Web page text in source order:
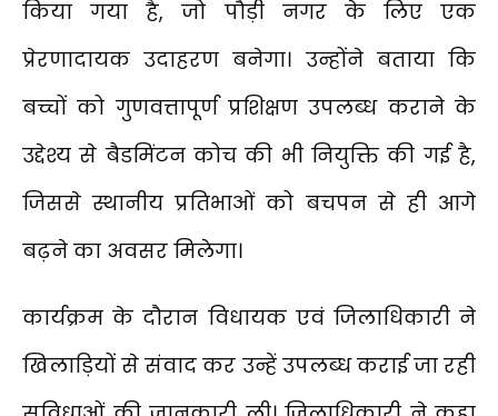
किया गया है, जो पौड़ी नगर के लिए एक
प्रेरणादायक उदाहरण बनेगा। उन्होंने बताया कि
बच्चों को गुणवत्तापूर्ण प्रशिक्षण उपलब्ध कराने के
उद्देश्य से बैडमिंटन कोच की भी नियुक्ति की गई है,
जिससे स्थानीय प्रतिभाओं को बचपन से ही आगे
बढ़ने का अवसर मिलेगा।
कार्यक्रम के दौरान विधायक एवं जिलाधिकारी ने
खिलाड़ियों से संवाद कर उन्हें उपलब्ध कराई जा रही